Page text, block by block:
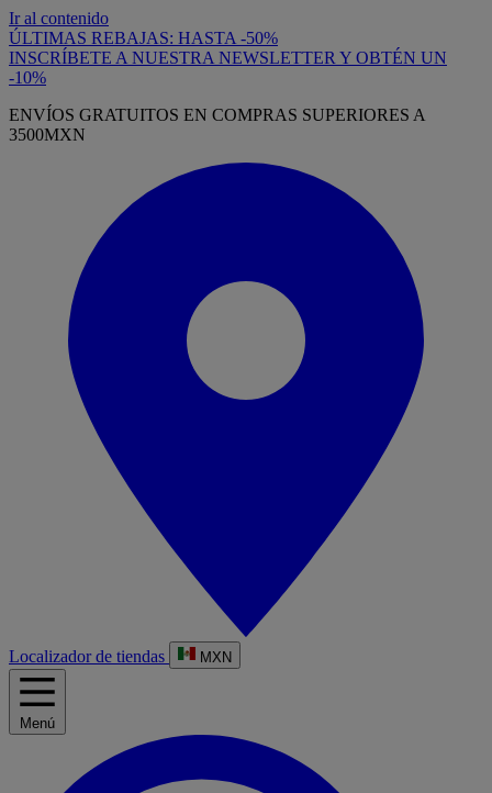
Ir al contenido
ÚLTIMAS REBAJAS: HASTA -50%
INSCRÍBETE A NUESTRA NEWSLETTER Y OBTÉN UN
-10%
ENVÍOS GRATUITOS EN COMPRAS SUPERIORES A
3500MXN
Localizador de tiendas MXN
Menú